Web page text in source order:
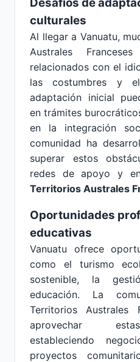
culturales
Al llegar a Vanuatu,
Australes
relacionados con el
las costumbres y
adaptación inicial
en trámites
en la integración
comunidad ha
superar estos
redes de apoyo y
Territorios Australes
Oportunidades
educativas
Vanuatu ofrece
como el turismo
sostenible, la
educación. La
Territorios Australes
aprovechar
estableciendo
proyectos